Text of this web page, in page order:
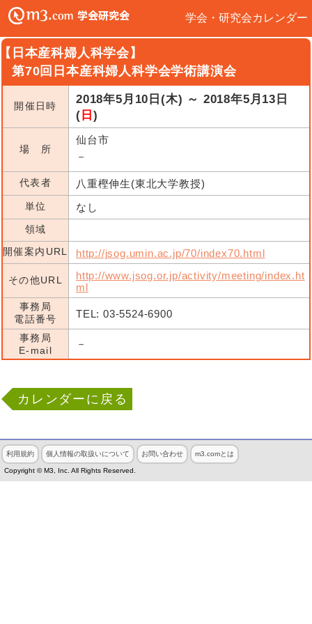
学会・研究会カレンダー
日本産科婦人科学会】
第70回日本産科婦人科学会学術講演会
開催日時
2018年5月10日(木) ～ 2018年5月13日
( 日 )
場 所
仙台市
－
代表者 八重樫伸生(東北大学教授)
単位 なし
領域
開催案内URL
http://jsog.umin.ac.jp/70/index70.html
その他URL
http://www.jsog.or.jp/activity/meeting/index.ht
ml
事務局
電話番号
TEL: 03-5524-6900
事務局
E-mail
－
カレンダーに戻る
利用規約 個人情報の取扱いについて お問い合わせ m3.comとは
Copyright © M3, Inc. All Rights Reserved.